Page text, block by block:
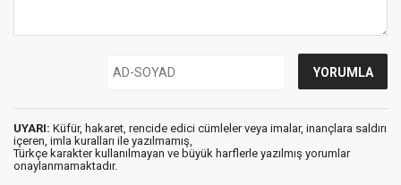
UYARI: Küfür, hakaret, rencide edici cümleler veya imalar, inançlara saldırı
içeren, imla kuralları ile yazılmamış,
Türkçe karakter kullanılmayan ve büyük harflerle yazılmış yorumlar
onaylanmamaktadır.